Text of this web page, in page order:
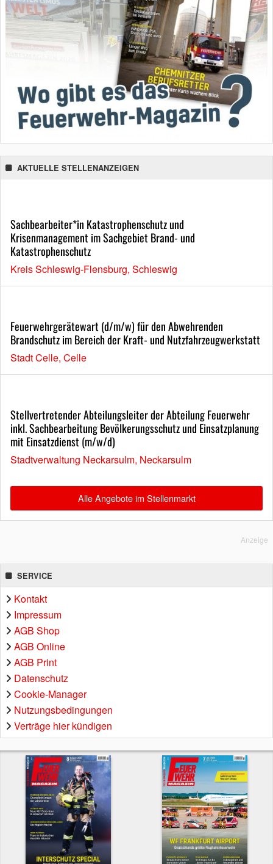
AKTUELLE STELLENANZEIGEN
Sachbearbeiter*in Katastrophenschutz und
Krisenmanagement im Sachgebiet Brand- und
Katastrophenschutz
Kreis Schleswig-Flensburg, Schleswig
Feuerwehrgerätewart (d/m/w) für den Abwehrenden
Brandschutz im Bereich der Kraft- und Nutzfahrzeugwerkstatt
Stadt Celle, Celle
Stellvertretender Abteilungsleiter der Abteilung Feuerwehr
inkl. Sachbearbeitung Bevölkerungsschutz und Einsatzplanung
mit Einsatzdienst (m/w/d)
Stadtverwaltung Neckarsulm, Neckarsulm
Alle Angebote im Stellenmarkt
Anzeige
SERVICE
Kontakt
Impressum
AGB Shop
AGB Online
AGB Print
Datenschutz
Cookie-Manager
Nutzungsbedingungen
Verträge hier kündigen